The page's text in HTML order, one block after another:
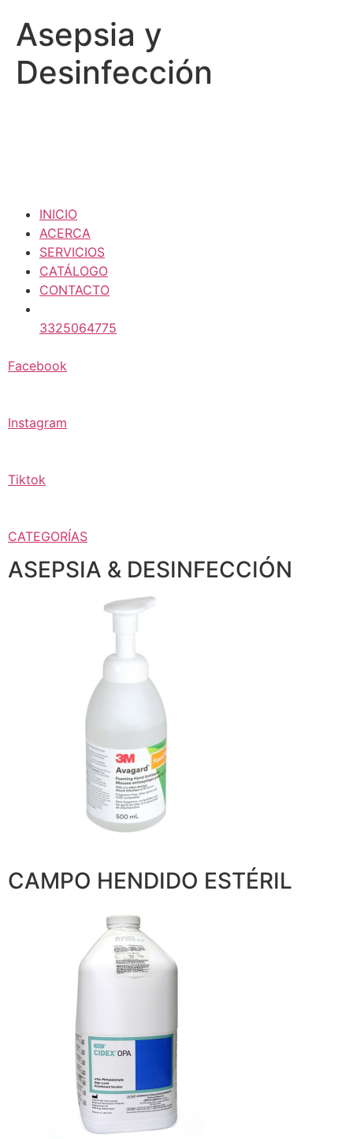
Asepsia y
Desinfección
INICIO
ACERCA
SERVICIOS
CATÁLOGO
CONTACTO
3325064775
Facebook
Instagram
Tiktok
CATEGORÍAS
ASEPSIA & DESINFECCIÓN
CAMPO HENDIDO ESTÉRIL